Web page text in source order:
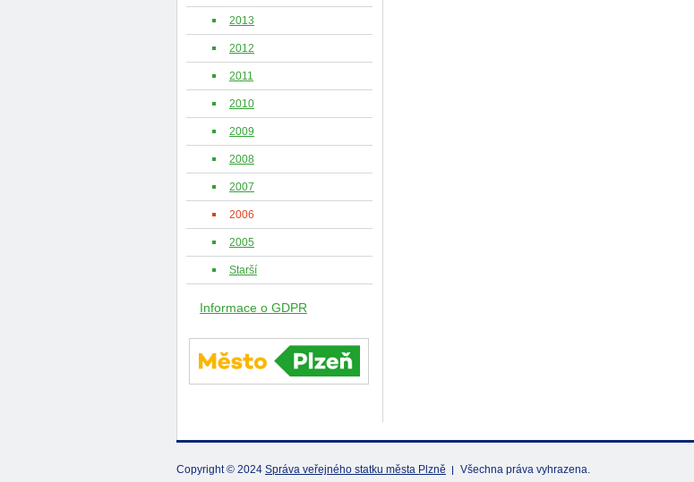
2013
2012
2011
2010
2009
2008
2007
2006
2005
Starší
Informace o GDPR
Copyright © 2024 Správa veřejného statku města Plzně Všechna práva vyhrazena.